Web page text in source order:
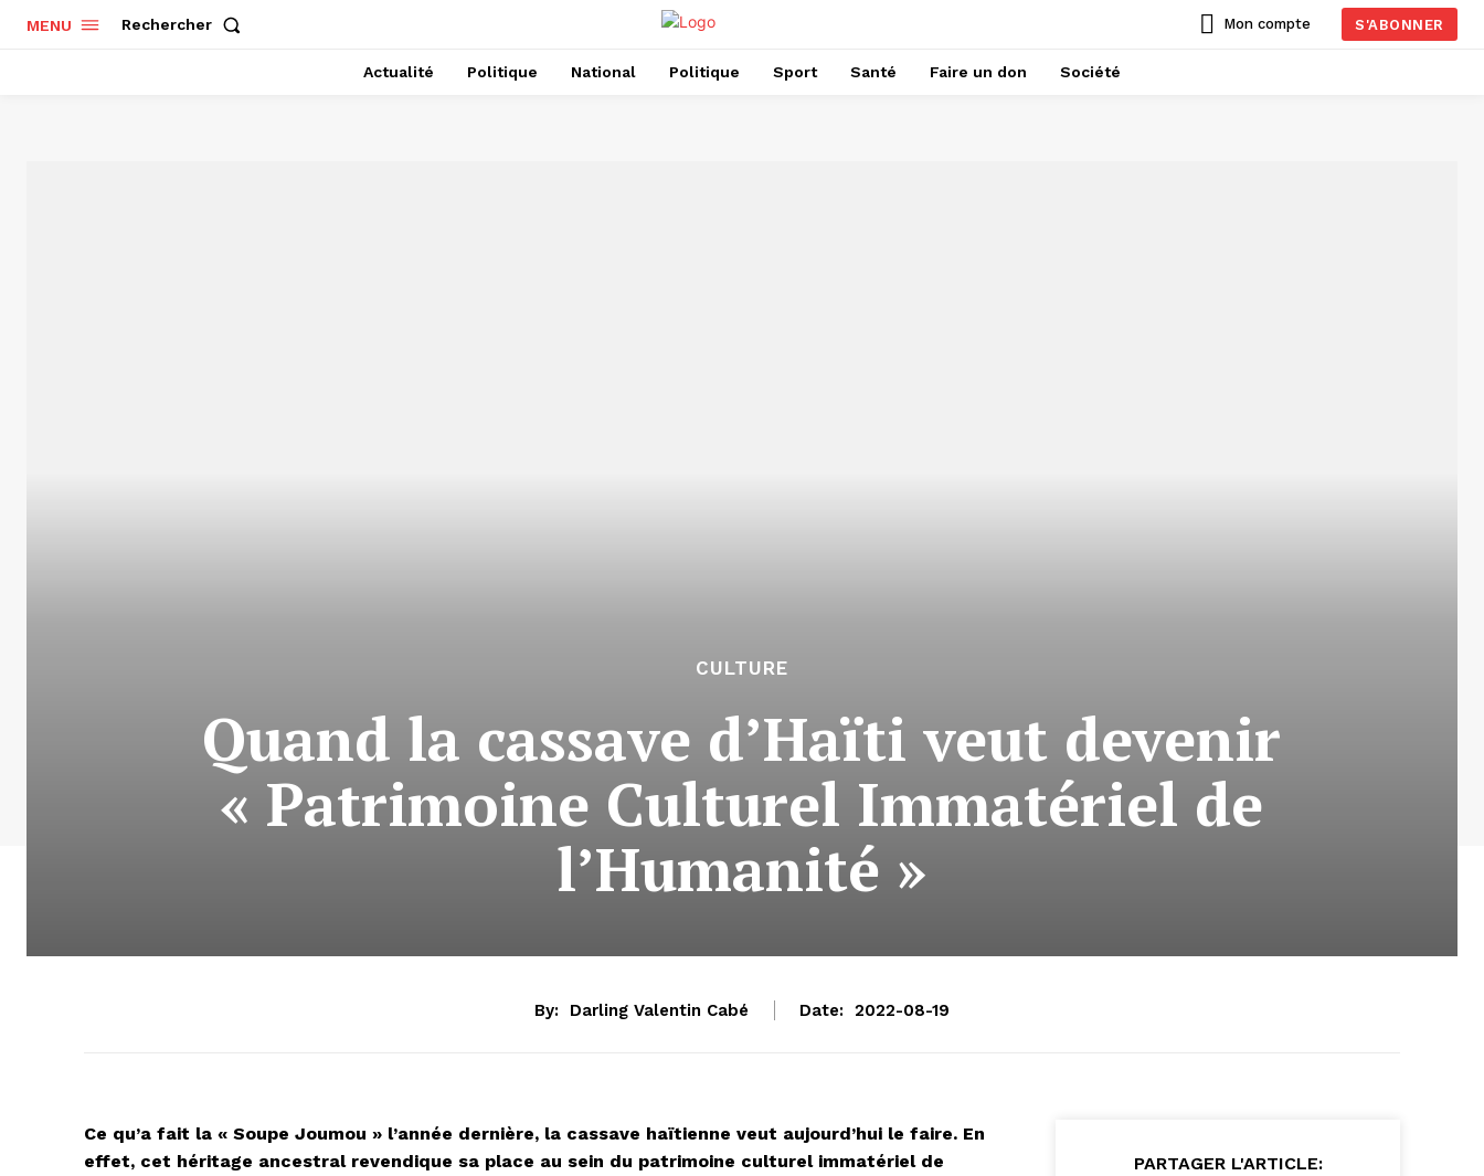
MENU Rechercher Mon compte S'ABONNER
Actualité Politique National Politique Sport Santé Faire un don Société
CULTURE
Quand la cassave d’Haïti veut devenir
« Patrimoine Culturel Immatériel de
l’Humanité »
By: Darling Valentin Cabé Date: 2022-08-19
Ce qu’a fait la « Soupe Joumou » l’année dernière, la cassave haïtienne veut aujourd’hui le faire. En
effet, cet héritage ancestral revendique sa place au sein du patrimoine culturel immatériel de
PARTAGER L'ARTICLE: